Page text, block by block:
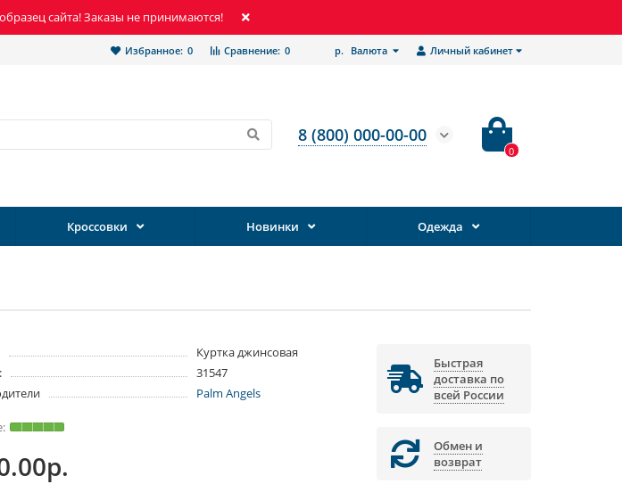
сайта! Заказы не принимаются!
Личный кабинет
р. Валюта
Сравнение: 0
Избранное: 0
8 (800) 000-00-00
0
Кроссовки Новинки Одежда
Куртка джинсовая
31547
Palm Angels
Быстрая
доставка по
всей России
Обмен и
возврат